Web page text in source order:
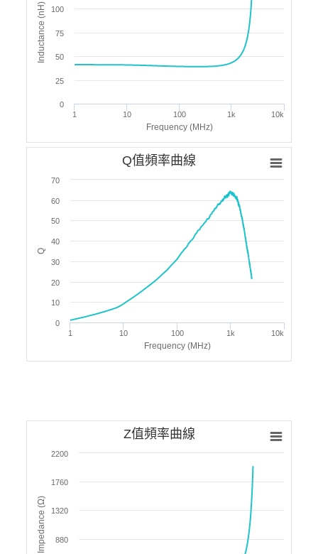
Frequency (MHz)
Inductance (nH)
1 10 100 1k 10k
0
25
50
75
100
Frequency (MHz)
Q
Q值頻率曲線
1 10 100 1k 10k
0
10
20
30
40
50
60
70
Impedance (Ω)
Z值頻率曲線
880
1320
1760
2200